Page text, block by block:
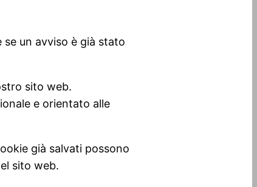
un avviso è già stato
sito web.
e orientato alle
già salvati possono
sito web.